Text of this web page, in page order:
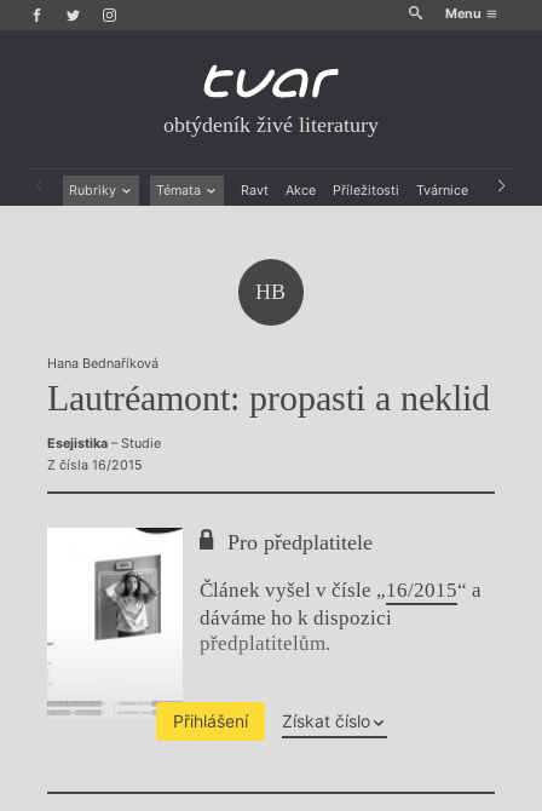
Menu
obtýdeník živé literatury
Rubriky Témata Ravt Akce Příležitosti Tvárnice Archiv
HB
Hana Bednaříková
Lautréamont: propasti a neklid
Esejistika– Studie
Z čísla 16/2015
Pro předplatitele
Článek vyšel v čísle „16/2015“ a
dáváme ho k dispozici
předplatitelům.
Přihlášení Získat číslo
Chviličku.